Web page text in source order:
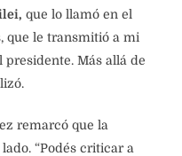
que lo llamó en el
que le transmitió a mi
Más allá de
remarcó que la
“Podés criticar a